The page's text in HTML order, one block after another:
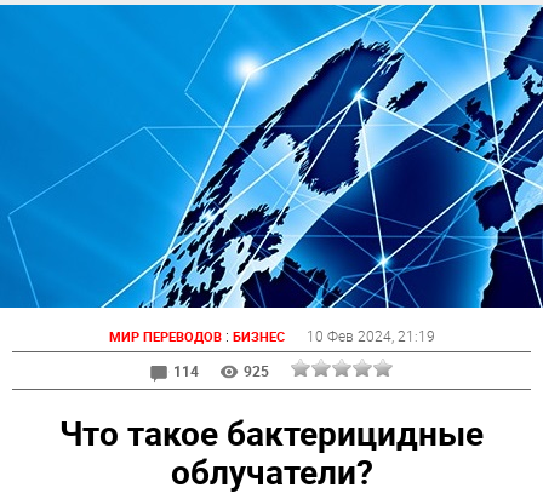
МИР ПЕРЕВОДОВ: БИЗНЕС 10 Фев 2024, 21:19
114
925
Что такое бактерицидные
облучатели?